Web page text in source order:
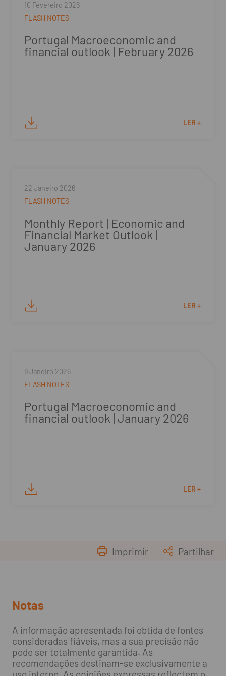
10 Fevereiro 2026
FLASH NOTES
Portugal Macroeconomic and
financial outlook | February 2026
LER +
22 Janeiro 2026
FLASH NOTES
Monthly Report | Economic and
Financial Market Outlook |
January 2026
LER +
9 Janeiro 2026
FLASH NOTES
Portugal Macroeconomic and
financial outlook | January 2026
LER +
Imprimir Partilhar
Notas
A informação apresentada foi obtida de fontes
consideradas fiáveis, mas a sua precisão não
pode ser totalmente garantida. As
recomendações destinam-se exclusivamente a